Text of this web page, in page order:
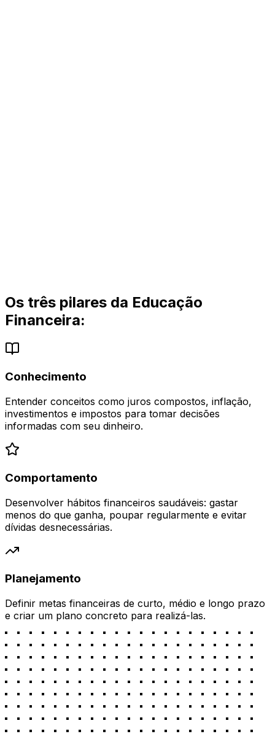
Os três pilares da Educação
Financeira:
Conhecimento
Entender conceitos como juros compostos, inflação,
investimentos e impostos para tomar decisões
informadas com seu dinheiro.
Comportamento
Desenvolver hábitos financeiros saudáveis: gastar
menos do que ganha, poupar regularmente e evitar
dívidas desnecessárias.
Planejamento
Definir metas financeiras de curto, médio e longo prazo
e criar um plano concreto para realizá-las.